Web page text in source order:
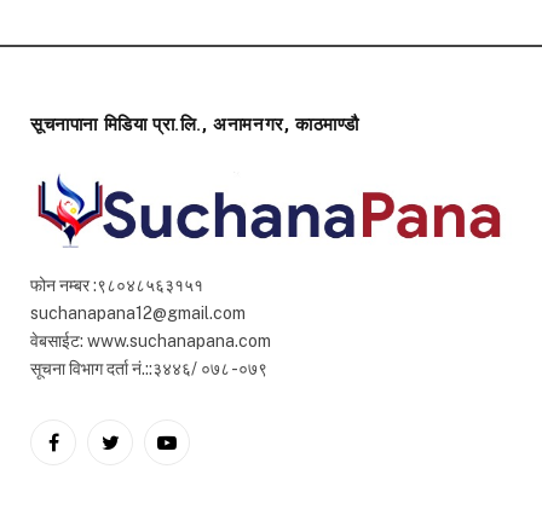
सूचनापाना मिडिया प्रा.लि., अनामनगर, काठमाण्डौ
फोन नम्बर :९८०४८५६३१५१
suchanapana12@gmail.com
वेबसाईट: www.suchanapana.com
सूचना विभाग दर्ता नं.::३४४६/ ०७८ -०७९
FacebookTwitterYouTube